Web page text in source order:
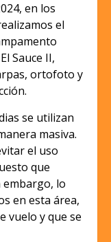
en los
el
Sauce II,
ortofoto y
se utilizan
masiva.
el uso
que
lo
en esta área,
vuelo y que se